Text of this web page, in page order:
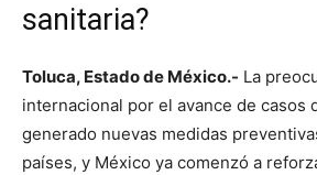
sanitaria?
Toluca, Estado de México.- La
internacional por el avance de casos
generado nuevas medidas
países, y México ya comenzó a